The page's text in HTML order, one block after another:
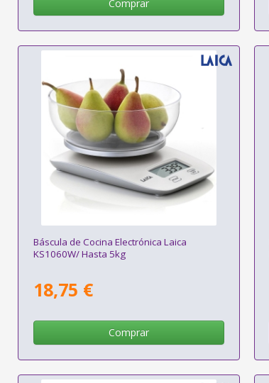
Comprar
Báscula de Cocina Electrónica Laica
KS1060W/ Hasta 5kg
18,75 €
Comprar